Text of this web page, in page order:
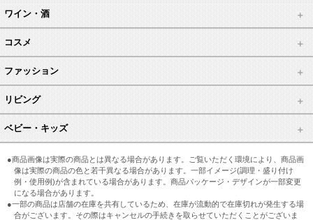
ワイン・酒
コスメ
ファッション
リビング
ベビー・キッズ
●商品画像は実際の商品とは異なる場合があります。ご覧いただく環境により、商品画
像は実際の商品の色と若干異なる場合があります。一部イメージ(調理・盛り付け
例・使用例)が含まれている場合があります。商品パッケージ・デザインが一部変更
になる場合があります。
●一部の商品は店舗の在庫を共有しているため、在庫が流動的で在庫切れが発生する場
合がございます。その際はキャンセルの手続きを取らせていただくことがございま